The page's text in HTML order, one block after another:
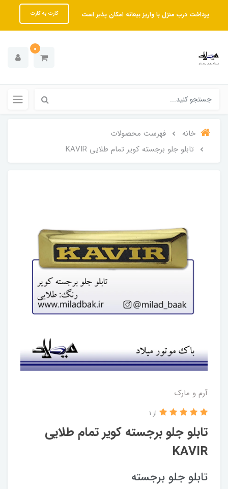
پرداخت درب منزل با واریز بیعانه امکان پذیر است کارت به کارت
0
خانه
فهرست محصولات
تابلو جلو برجسته کویر تمام طلایی KAVIR
آرم و مارک
تابلو جلو برجسته کویر تمام طلایی
KAVIR
از 1
تابلو جلو برجسته